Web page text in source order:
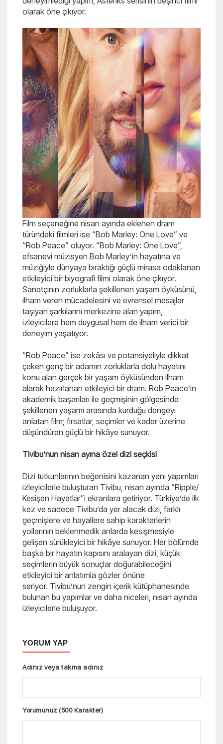
olarak öne çıkıyor.
Film seçeneğine nisan ayında eklenen dram
türündeki filmleri ise “Bob Marley: One Love” ve
“Rob Peace” oluyor. “Bob Marley: One Love”,
efsanevi müzisyen Bob Marley’in hayatına ve
müziğiyle dünyaya bıraktığı güçlü mirasa odaklanan
etkileyici bir biyografi filmi olarak öne çıkıyor.
Sanatçının zorluklarla şekillenen yaşam öyküsünü,
ilham veren mücadelesini ve evrensel mesajlar
taşıyan şarkılarını merkezine alan yapım,
izleyicilere hem duygusal hem de ilham verici bir
deneyim yaşatıyor.
“Rob Peace” ise zekâsı ve potansiyeliyle dikkat
çeken genç bir adamın zorluklarla dolu hayatını
konu alan gerçek bir yaşam öyküsünden ilham
alarak hazırlanan etkileyici bir dram. Rob Peace’in
akademik başarıları ile geçmişinin gölgesinde
şekillenen yaşamı arasında kurduğu dengeyi
anlatan film; fırsatlar, seçimler ve kader üzerine
düşündüren güçlü bir hikâye sunuyor.
Tivibu’nun nisan ayına özel dizi seçkisi
Dizi tutkunlarının beğenisini kazanan yeni yapımları
izleyicilerle buluşturan Tivibu, nisan ayında “Ripple/
Kesişen Hayatlar”ı ekranlara getiriyor. Türkiye’de ilk
kez ve sadece Tivibu’da yer alacak dizi, farklı
geçmişlere ve hayallere sahip karakterlerin
yollarının beklenmedik anlarda kesişmesiyle
gelişen sürükleyici bir hikâye sunuyor. Her bölümde
başka bir hayatın kapısını aralayan dizi, küçük
seçimlerin büyük sonuçlar doğurabileceğini
etkileyici bir anlatımla gözler önüne
seriyor. Tivibu’nun zengin içerik kütüphanesinde
bulunan bu yapımlar ve daha niceleri, nisan ayında
izleyicilerle buluşuyor.
YORUM YAP
Adınız veya takma adınız
Yorumunuz (500 Karakter)